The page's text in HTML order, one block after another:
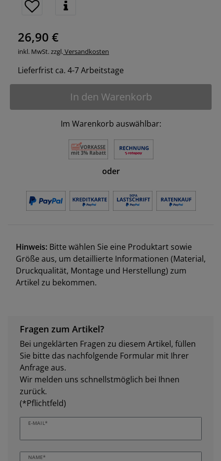
26,90 €
inkl. MwSt. zzgl.Versandkosten
Lieferfrist ca. 4-7 Arbeitstage
In den Warenkorb
Im Warenkorb auswählbar:
oder
Hinweis: Bitte wählen Sie eine Produktart sowie
Größe aus, um detaillierte Informationen (Material,
Druckqualität, Montage und Herstellung) zum
Artikel zu bekommen.
Fragen zum Artikel?
Bei ungeklärten Fragen zu diesem Artikel, füllen
Sie bitte das nachfolgende Formular mit Ihrer
Anfrage aus.
Wir melden uns schnellstmöglich bei Ihnen
zurück.
(*Pflichtfeld)
E-MAIL*
NAME*